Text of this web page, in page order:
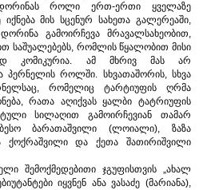
დორინას როლი ერთ-ერთი ყველაზე
მის სცენურ სახეთა გალერეაში,
გამოირჩევა მრავალსახეობით,
საშუალებებს, რომლის წყალობით მისი
კომიკურია. ამ მხრივ მას არ
პერნელის როლში. სხვათაშორის, სხვა
რომელიც ტარტიუფის ღრმა
რათა აღიქვას ყალბი ტატრიუფის
სილაღით გამოირჩევიან თამარ
ბარათაშვილი (ლოიალი), ზაზა
ქოქრაშვილი და ქეთა შათირიშვილი
შემოქმედებითი ჯგუფისთვის „ახალ
იყვნენ ანა ვასაძე (მარიანა),